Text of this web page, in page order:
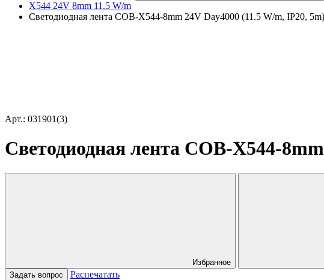
X544 24V 8mm 11.5 W/m
Светодиодная лента COB-X544-8mm 24V Day4000 (11.5 W/m, IP20,
Арт.: 031901(3)
Светодиодная лента COB-X544-
Избранное
Задать вопрос
Распечатать